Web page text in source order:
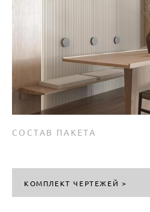
СОСТАВ ПАКЕТА
КОМПЛЕКТ ЧЕРТЕЖЕЙ >